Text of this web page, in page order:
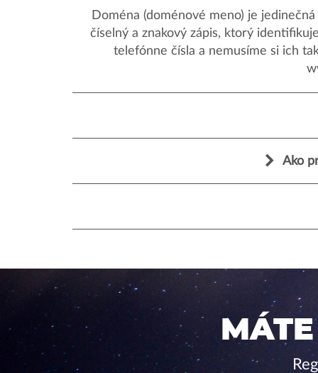
Doména (doménové meno) je
číselný a znakový zápis, ktorý
telefónne čísla a nemusíme si ich
Ako